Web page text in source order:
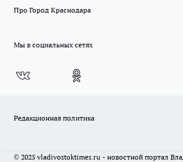
Про Город Краснодара
Мы в социальных сетях
Редакционная политика
© 2025 vladivostoktimes.ru - новостной портал